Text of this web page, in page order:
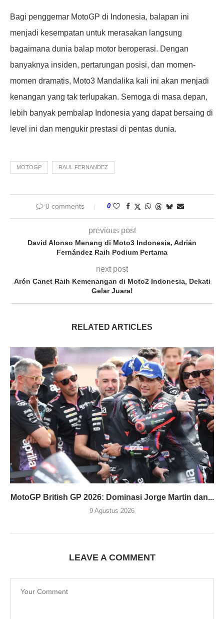
Bagi penggemar MotoGP di Indonesia, balapan ini
menjadi kesempatan untuk merasakan langsung
bagaimana dunia balap motor beroperasi. Dengan
banyaknya insiden, pertarungan posisi, dan momen-
momen dramatis, Moto3 Mandalika kali ini akan menjadi
kenangan yang tak terlupakan. Semoga di masa depan,
lebih banyak pembalap Indonesia yang dapat bersaing di
level ini dan mengukir prestasi di pentas dunia.
MOTOGP RAUL FERNANDEZ
0 comments 0
previous post
David Alonso Menang di Moto3 Indonesia, Adrián
Fernández Raih Podium Pertama
next post
Arón Canet Raih Kemenangan di Moto2 Indonesia, Dekati
Gelar Juara!
RELATED ARTICLES
MotoGP British GP 2026: Dominasi Jorge Martin dan...
9 Agustus 2026
LEAVE A COMMENT